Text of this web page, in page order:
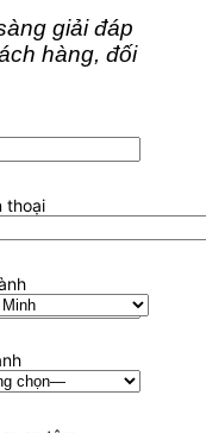
giải đáp
hàng, đối
thoại